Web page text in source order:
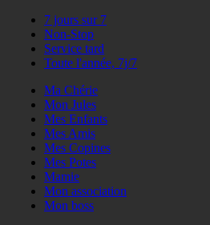
7 jours sur 7
Non-Stop
Service tard
Toute l'année, 7j/7
Ma Chérie
Mon Jules
Mes Enfants
Mes Amis
Mes Copines
Mes Potes
Mamie
Mon association
Mon boss